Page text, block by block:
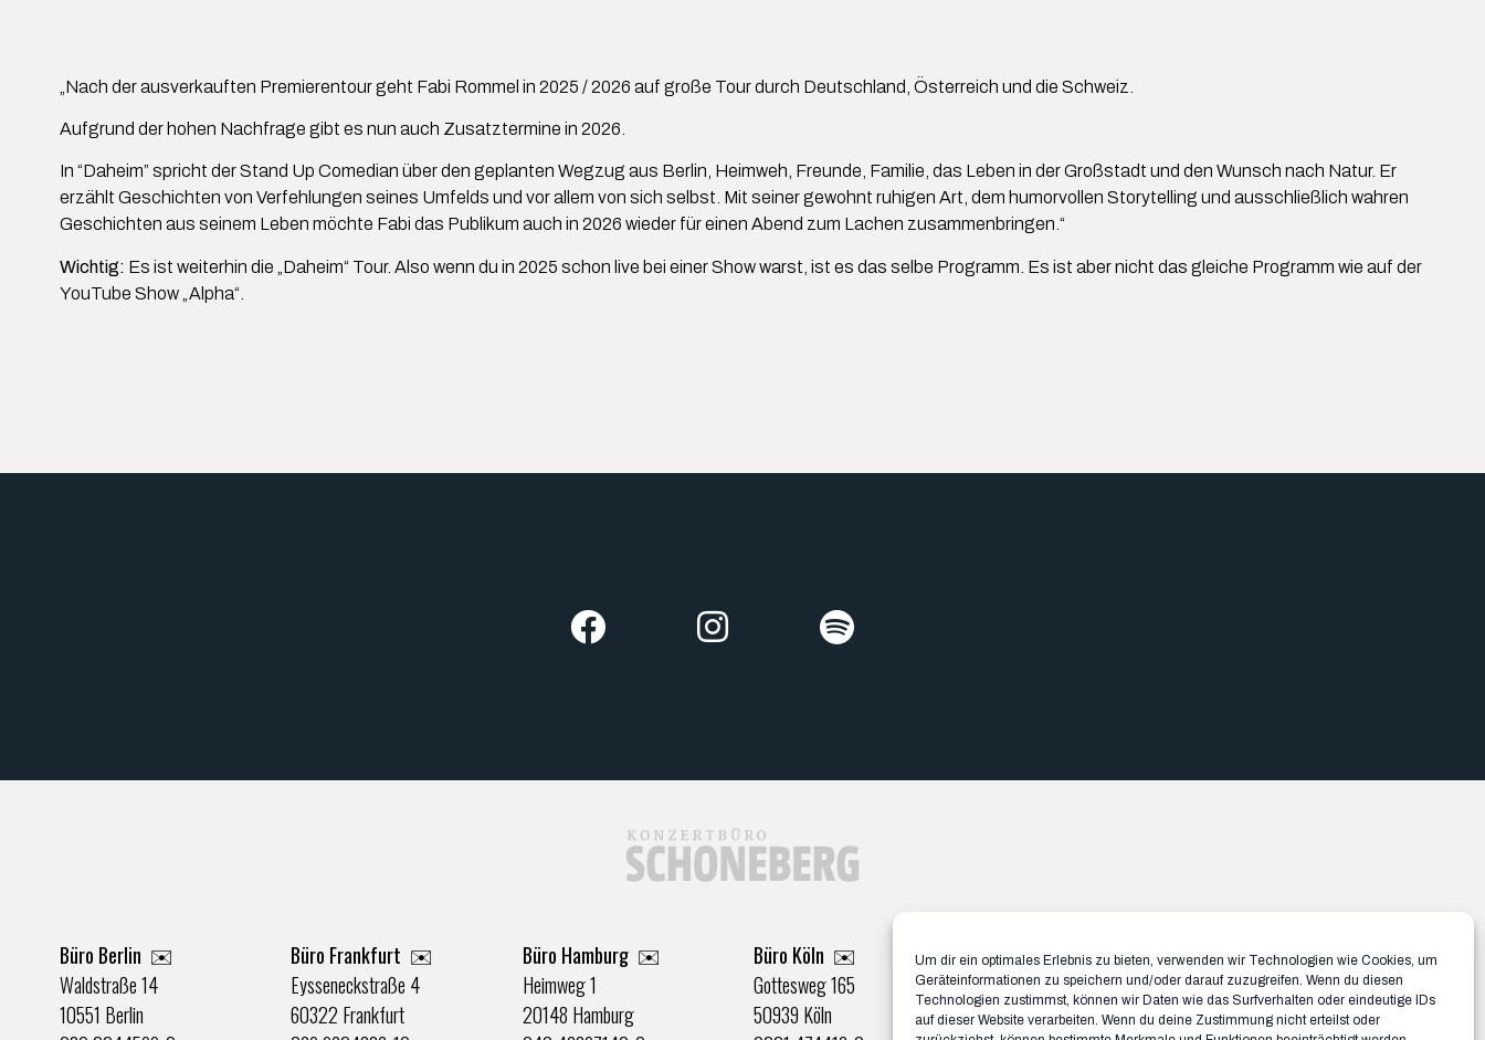
Um dir ein optimales Erlebnis zu bieten, verwenden wir Technologien wie Cookies, um
Geräteinformationen zu speichern und/oder darauf zuzugreifen. Wenn du diesen
Technologien zustimmst, können wir Daten wie das Surfverhalten oder eindeutige IDs
auf dieser Website verarbeiten. Wenn du deine Zustimmung nicht erteilst oder
„Nach der ausverkauften Premierentour geht Fabi Rommel in 2025 / 2026 auf große Tour durch Deutschland, Österreich und die Schweiz.
Aufgrund der hohen Nachfrage gibt es nun auch Zusatztermine in 2026.
In “Daheim” spricht der Stand Up Comedian über den geplanten Wegzug aus Berlin, Heimweh, Freunde, Familie, das Leben in der Großstadt und den Wunsch nach Natur. Er
erzählt Geschichten von Verfehlungen seines Umfelds und vor allem von sich selbst. Mit seiner gewohnt ruhigen Art, dem humorvollen Storytelling und ausschließlich wahren
Geschichten aus seinem Leben möchte Fabi das Publikum auch in 2026 wieder für einen Abend zum Lachen zusammenbringen.“
Wichtig: Es ist weiterhin die „Daheim“ Tour. Also wenn du in 2025 schon live bei einer Show warst, ist es das selbe Programm. Es ist aber nicht das gleiche Programm wie auf der
YouTube Show „Alpha“.
Büro Berlin ✉️
Waldstraße 14
10551 Berlin
Büro Frankfurt ✉️
Eysseneckstraße 4
60322 Frankfurt
Büro Hamburg ✉️
Heimweg 1
20148 Hamburg
Büro Köln ✉️
Gottesweg 165
50939 Köln
Büro München ✉️
Belfortstraße 8
81667 München
Büro Münster ✉️
Rudolf-Von-Langen-Str. 42
48147 Münster